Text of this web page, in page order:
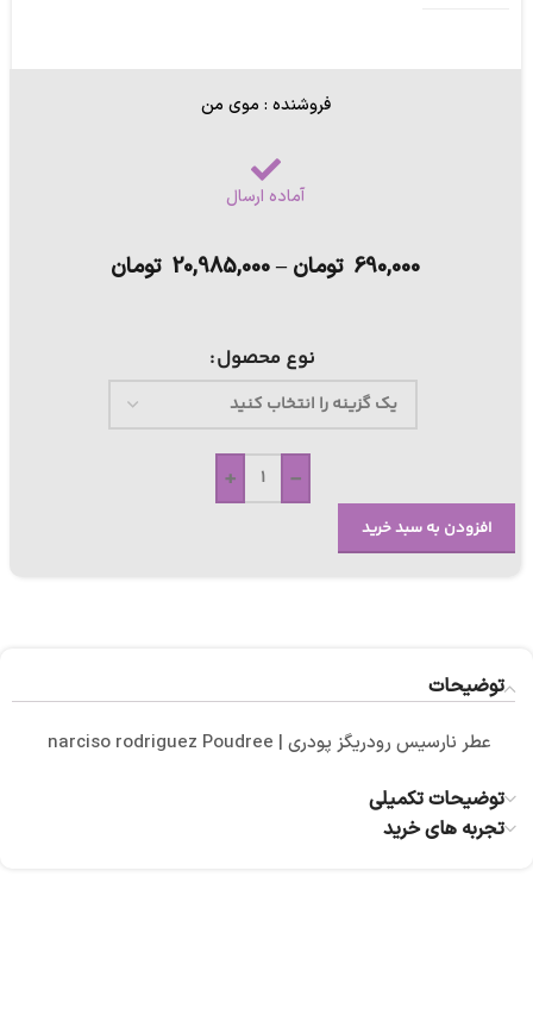
فروشنده : موی من
آماده ارسال
690,000 تومان –
20,985,000 تومان
نوع محصول
-
+
افزودن به سبد خرید
توضیحات
عطر نارسیس رودریگز پودری | narciso rodriguez Poudree
توضیحات تکمیلی
تجربه های خرید